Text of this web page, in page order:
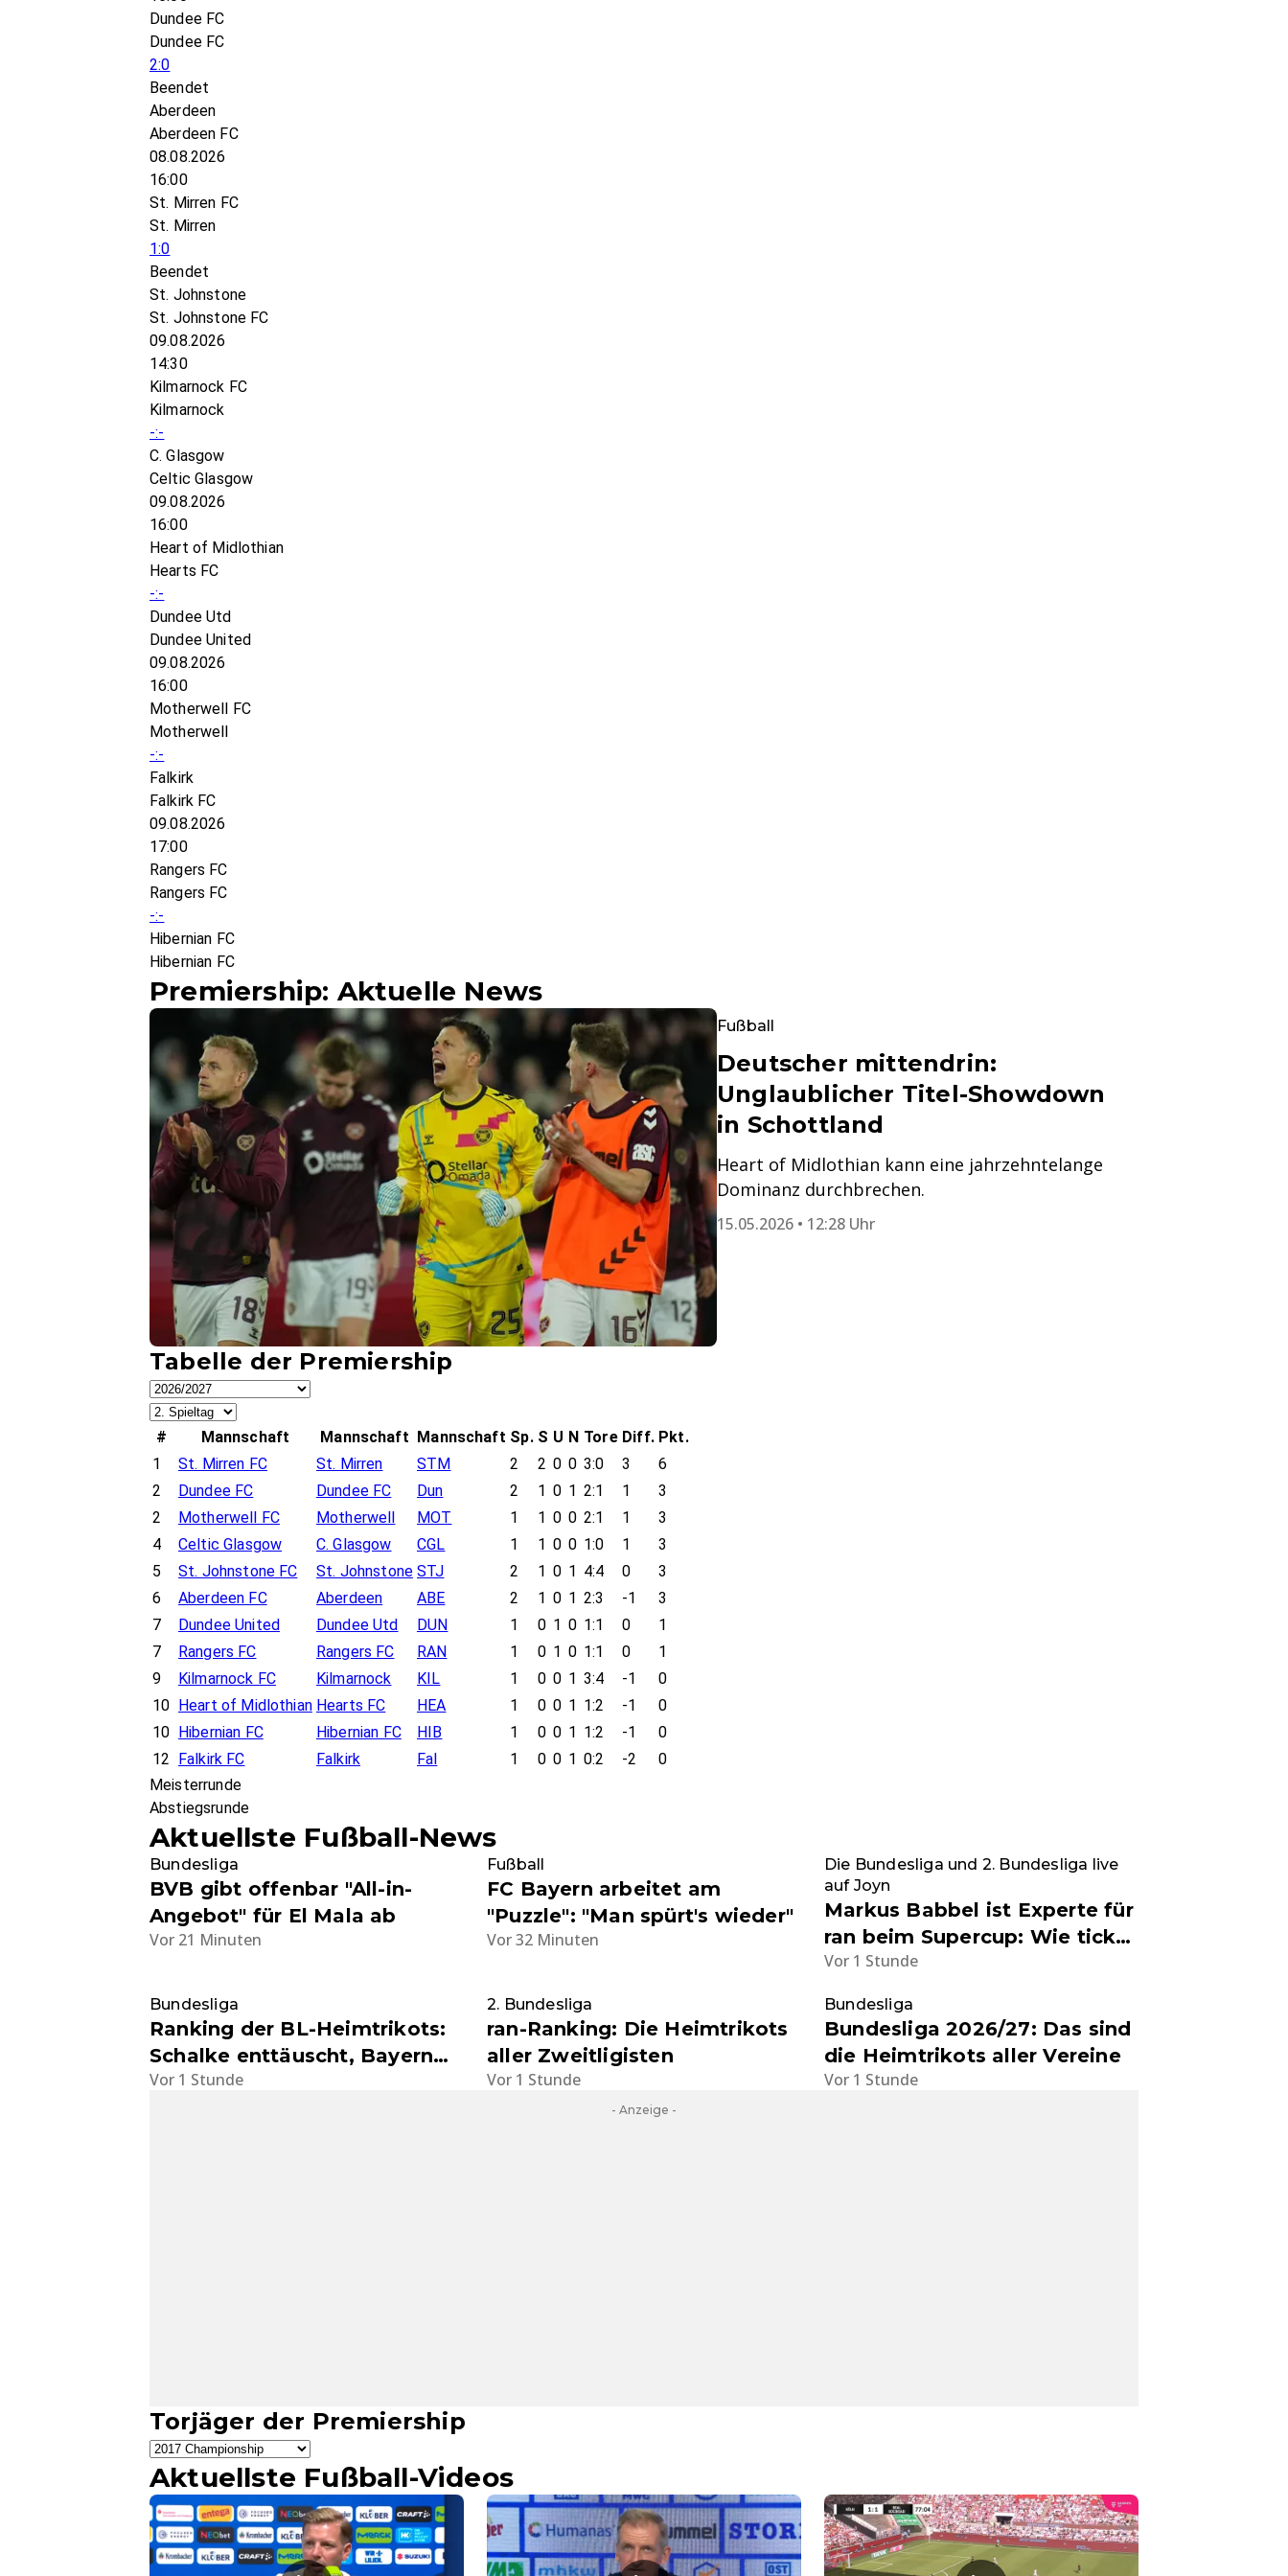
Dundee FC
Dundee FC
2:0
Beendet
Aberdeen
Aberdeen FC
08.08.2026
16:00
St. Mirren FC
St. Mirren
1:0
Beendet
St. Johnstone
St. Johnstone FC
09.08.2026
14:30
Kilmarnock FC
Kilmarnock
-:-
C. Glasgow
Celtic Glasgow
09.08.2026
16:00
Heart of Midlothian
Hearts FC
-:-
Dundee Utd
Dundee United
09.08.2026
16:00
Motherwell FC
Motherwell
-:-
Falkirk
Falkirk FC
09.08.2026
17:00
Rangers FC
Rangers FC
-:-
Hibernian FC
Hibernian FC
Premiership: Aktuelle News
Fußball
Deutscher mittendrin:
Unglaublicher Titel-Showdown
in Schottland
Heart of Midlothian kann eine jahrzehntelange
Dominanz durchbrechen.
15.05.2026 • 12:28 Uhr
Tabelle der Premiership
# Mannschaft Mannschaft Mannschaft Sp. S U N Tore Diff. Pkt.
1
St. Mirren FC St. Mirren STM 2 2 0 0 3:0 3
6
2
Dundee FC Dundee FC Dun 2 1 0 1 2:1 1
3
2
Motherwell FC Motherwell MOT 1 1 0 0 2:1 1
3
4
Celtic Glasgow C. Glasgow CGL 1 1 0 0 1:0 1
3
5
St. Johnstone FC St. Johnstone STJ 2 1 0 1 4:4 0
3
6
Aberdeen FC Aberdeen ABE 2 1 0 1 2:3 -1
3
7
Dundee United Dundee Utd DUN 1 0 1 0 1:1 0
1
7
Rangers FC Rangers FC RAN 1 0 1 0 1:1 0
1
9
Kilmarnock FC Kilmarnock KIL 1 0 0 1 3:4 -1
0
10 Heart of Midlothian Hearts FC HEA 1 0 0 1 1:2 -1
0
10 Hibernian FC Hibernian FC HIB 1 0 0 1 1:2 -1
0
12 Falkirk FC Falkirk Fal 1 0 0 1 0:2 -2
0
Meisterrunde
Abstiegsrunde
Aktuellste Fußball-News
Bundesliga
BVB gibt offenbar "All-in-
Angebot" für El Mala ab
Vor 21 Minuten
Fußball
FC Bayern arbeitet am
"Puzzle": "Man spürt's wieder"
Vor 32 Minuten
Die Bundesliga und 2. Bundesliga live
auf Joyn
Markus Babbel ist Experte für
ran beim Supercup: Wie tickt
der Europameister privat?
Vor 1 Stunde
Bundesliga
Ranking der BL-Heimtrikots:
Schalke enttäuscht, Bayern
überzeugt
Vor 1 Stunde
2. Bundesliga
ran-Ranking: Die Heimtrikots
aller Zweitligisten
Vor 1 Stunde
Bundesliga
Bundesliga 2026/27: Das sind
die Heimtrikots aller Vereine
Vor 1 Stunde
- Anzeige -
Torjäger der Premiership
Aktuellste Fußball-Videos